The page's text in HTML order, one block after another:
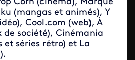
(mangas et animés), Y
Cool.com (web), À
de société), Cinémania
séries rétro) et La